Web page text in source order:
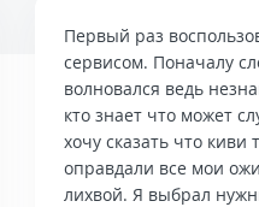
Первый раз
сервисом. Поначалу
волновался ведь
кто знает что может
хочу сказать что киви
оправдали все мои
лихвой. Я выбрал